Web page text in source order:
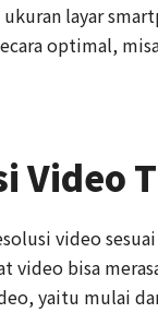
ukuran layar
optimal,
Video
video
video bisa
yaitu mulai